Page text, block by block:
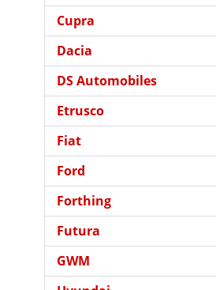
Cupra
Dacia
DS Automobiles
Etrusco
Fiat
Ford
Forthing
Futura
GWM